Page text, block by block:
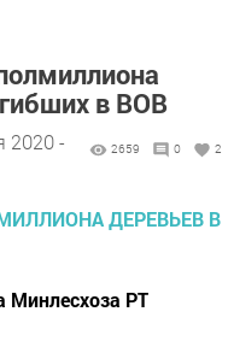
в ВОВ
2020 -
2659 0 2
Минлесхоза РТ